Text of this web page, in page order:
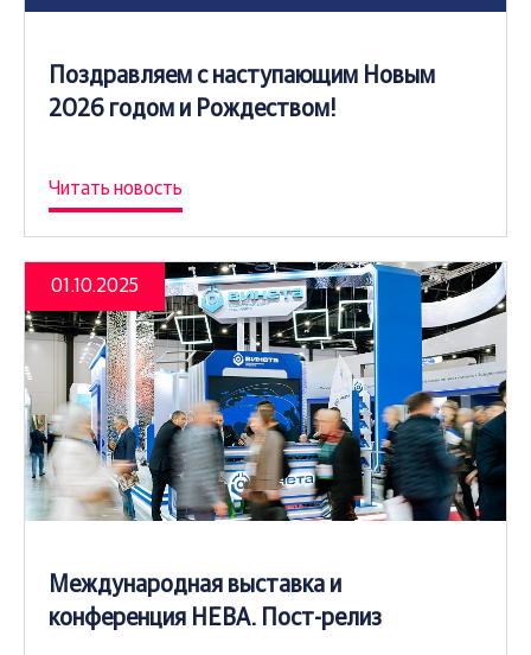
Поздравляем с наступающим Новым
2026 годом и Рождеством!
Читать новость
01.10.2025
Международная выставка и
конференция НЕВА. Пост-релиз